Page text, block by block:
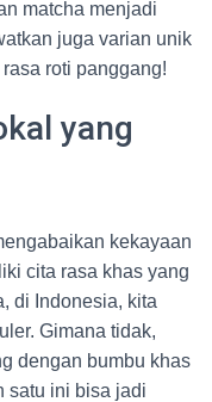
matcha menjadi
juga varian unik
roti panggang!
yang
kekayaan
cita rasa khas yang
di Indonesia, kita
Gimana tidak,
dengan bumbu khas
satu ini bisa jadi